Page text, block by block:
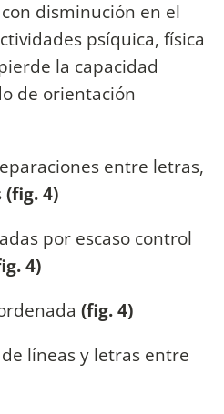
disminución en el
psíquica, física
la capacidad
de orientación
entre letras,
(fig. 4)
por escaso control
4)
(fig. 4)
líneas y letras entre